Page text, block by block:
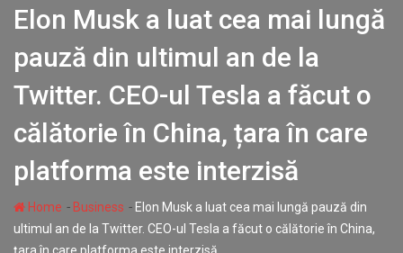
Elon Musk a luat cea mai lungă
pauză din ultimul an de la
Twitter. CEO-ul Tesla a făcut o
călătorie în China, țara în care
platforma este interzisă
Home - Business - Elon Musk a luat cea mai lungă pauză din
ultimul an de la Twitter. CEO-ul Tesla a făcut o călătorie în China,